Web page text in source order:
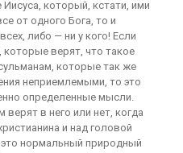
который, кстати, ими
от одного Бога, то и
либо — ни у кого! Если
которые верят, что такое
которые так же
неприемлемыми, то это
определенные мысли.
верят в него или нет, когда
и над головой
это нормальный природный